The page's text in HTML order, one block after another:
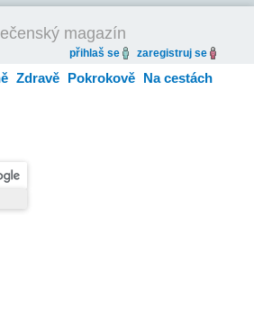
magazín
přihlaš se zaregistruj se
Zdravě Pokrokově Na cestách